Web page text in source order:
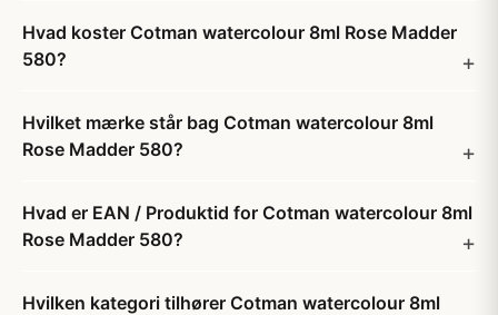
Hvad koster Cotman watercolour 8ml Rose Madder
580?
Hvilket mærke står bag Cotman watercolour 8ml
Rose Madder 580?
Hvad er EAN / Produktid for Cotman watercolour 8ml
Rose Madder 580?
Hvilken kategori tilhører Cotman watercolour 8ml